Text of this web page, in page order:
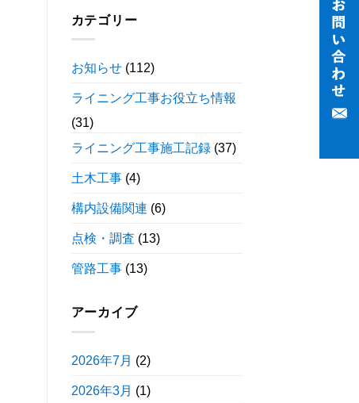
カテゴリー
お知らせ(112)
ライニング工事お役立ち情報
(31)
ライニング工事施工記録(37)
土木工事(4)
構内設備関連 (6)
点検・調査 (13)
管路工事(13)
アーカイブ
2026年7月 (2)
2026年3月 (1)